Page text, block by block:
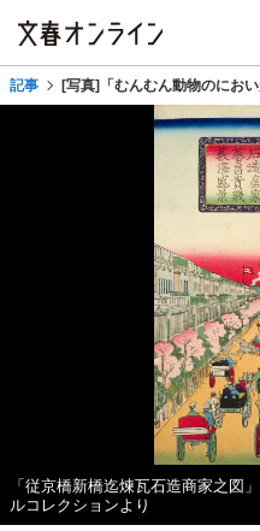
記事 [写真]「むんむん動物のにお
「従京橋新橋迄煉瓦石造商家之図
ルコレクションより